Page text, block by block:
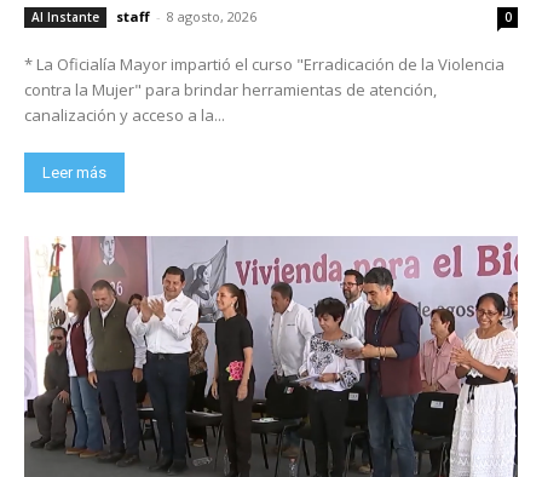
Al Instante staff - 8 agosto, 2026 0
* La Oficialía Mayor impartió el curso "Erradicación de la Violencia
contra la Mujer" para brindar herramientas de atención,
canalización y acceso a la...
Leer más